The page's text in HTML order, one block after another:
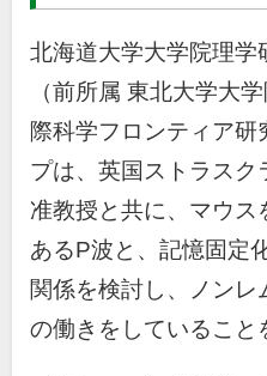
北海道大学大学院理学
（前所属 東北大学大
際科学フロンティア
プは、英国ストラスク
准教授と共に、マウ
あるP波と、記憶固定
関係を検討し、ノン
の働きをしていること